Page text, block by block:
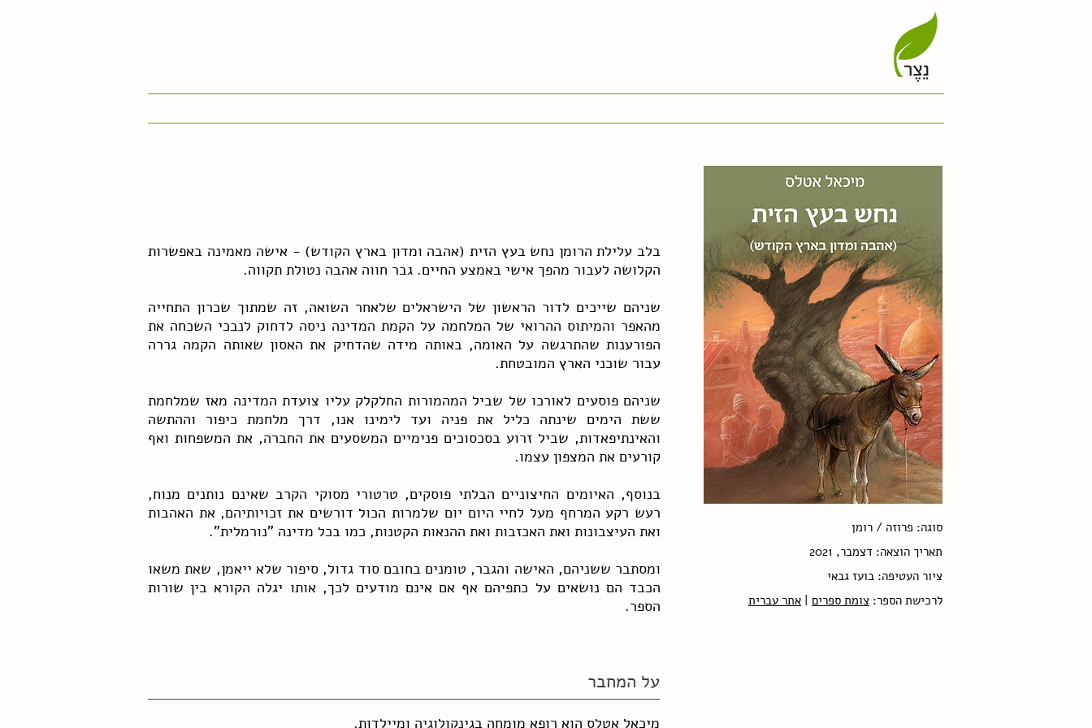
בלב עלילת הרומן נחש בעץ הזית (אהבה ומדון בארץ הקודש) - אישה מאמינה באפשרות
הקלושה לעבור מהפך אישי באמצע החיים. גבר חווה אהבה נטולת תקווה.
שניהם שייכים לדור הראשון של הישראלים שלאחר השואה, זה שמתוך שכרון התחייה
מהאפר והמיתוס ההרואי של המלחמה על הקמת המדינה ניסה לדחוק לנבכי השכחה את
הפורענות שהתרגשה על האומה, באותה מידה שהדחיק את האסון שאותה הקמה גררה
עבור שוכני הארץ המובטחת.
שניהם פוסעים לאורכו של שביל המהמורות החלקלק עליו צועדת המדינה מאז שמלחמת
ששת הימים שינתה כליל את פניה ועד לימינו אנו, דרך מלחמת כיפור וההתשה
והאינתיפאדות, שביל זרוע בסכסוכים פנימיים המשסעים את החברה, את המשפחות ואף
קורעים את המצפון עצמו.
בנוסף, האיומים החיצוניים הבלתי פוסקים, טרטורי מסוקי הקרב שאינם נותנים מנוח,
רעש רקע המרחף מעל לחיי היום יום שלמרות הכול דורשים את זכויותיהם, את האהבות
ואת העיצבונות ואת האכזבות ואת ההנאות הקטנות, כמו בכל מדינה "נורמלית".
ומסתבר ששניהם, האישה והגבר, טומנים בחובם סוד גדול, סיפור שלא ייאמן, שאת משאו
הכבד הם נושאים על כתפיהם אף אם אינם מודעים לכך, אותו יגלה הקורא בין שורות
הספר.
סוגה: פרוזה / רומן
תאריך הוצאה: דצמבר, 2021
ציור העטיפה: בועז גבאי
לרכישת הספר: צומת ספרים אתר עברית
על המחבר
מיכאל אטלס הוא רופא מומחה בגינקולוגיה ומיילדות.